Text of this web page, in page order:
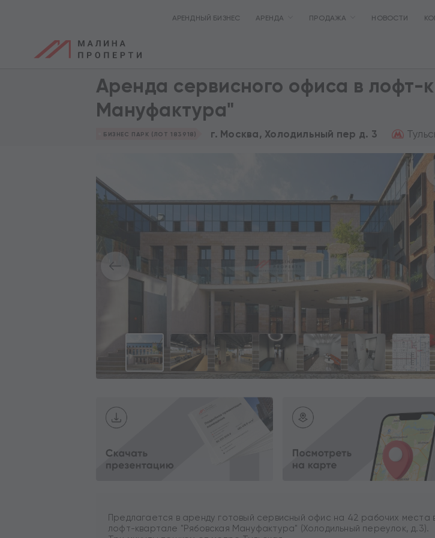
АРЕНДНЫЙ БИЗНЕС АРЕНДА ПРОДАЖА НОВОСТИ
Аренда сервисного офиса в лофт-
Мануфактура"
БИЗНЕС ПАРК (ЛОТ 183918) г. Москва, Холодильный пер д. 3
Предлагается в аренду готовый сервисный офис на 42 рабочих места
лофт-квартале "Рябовская Мануфактура" (Холодильный переулок, д.3).